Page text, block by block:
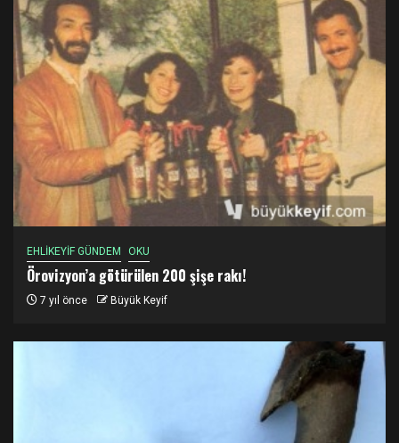
EHLİKEYİF GÜNDEM OKU
Örovizyon’a götürülen 200 şişe rakı!
7 yıl önce Büyük Keyif